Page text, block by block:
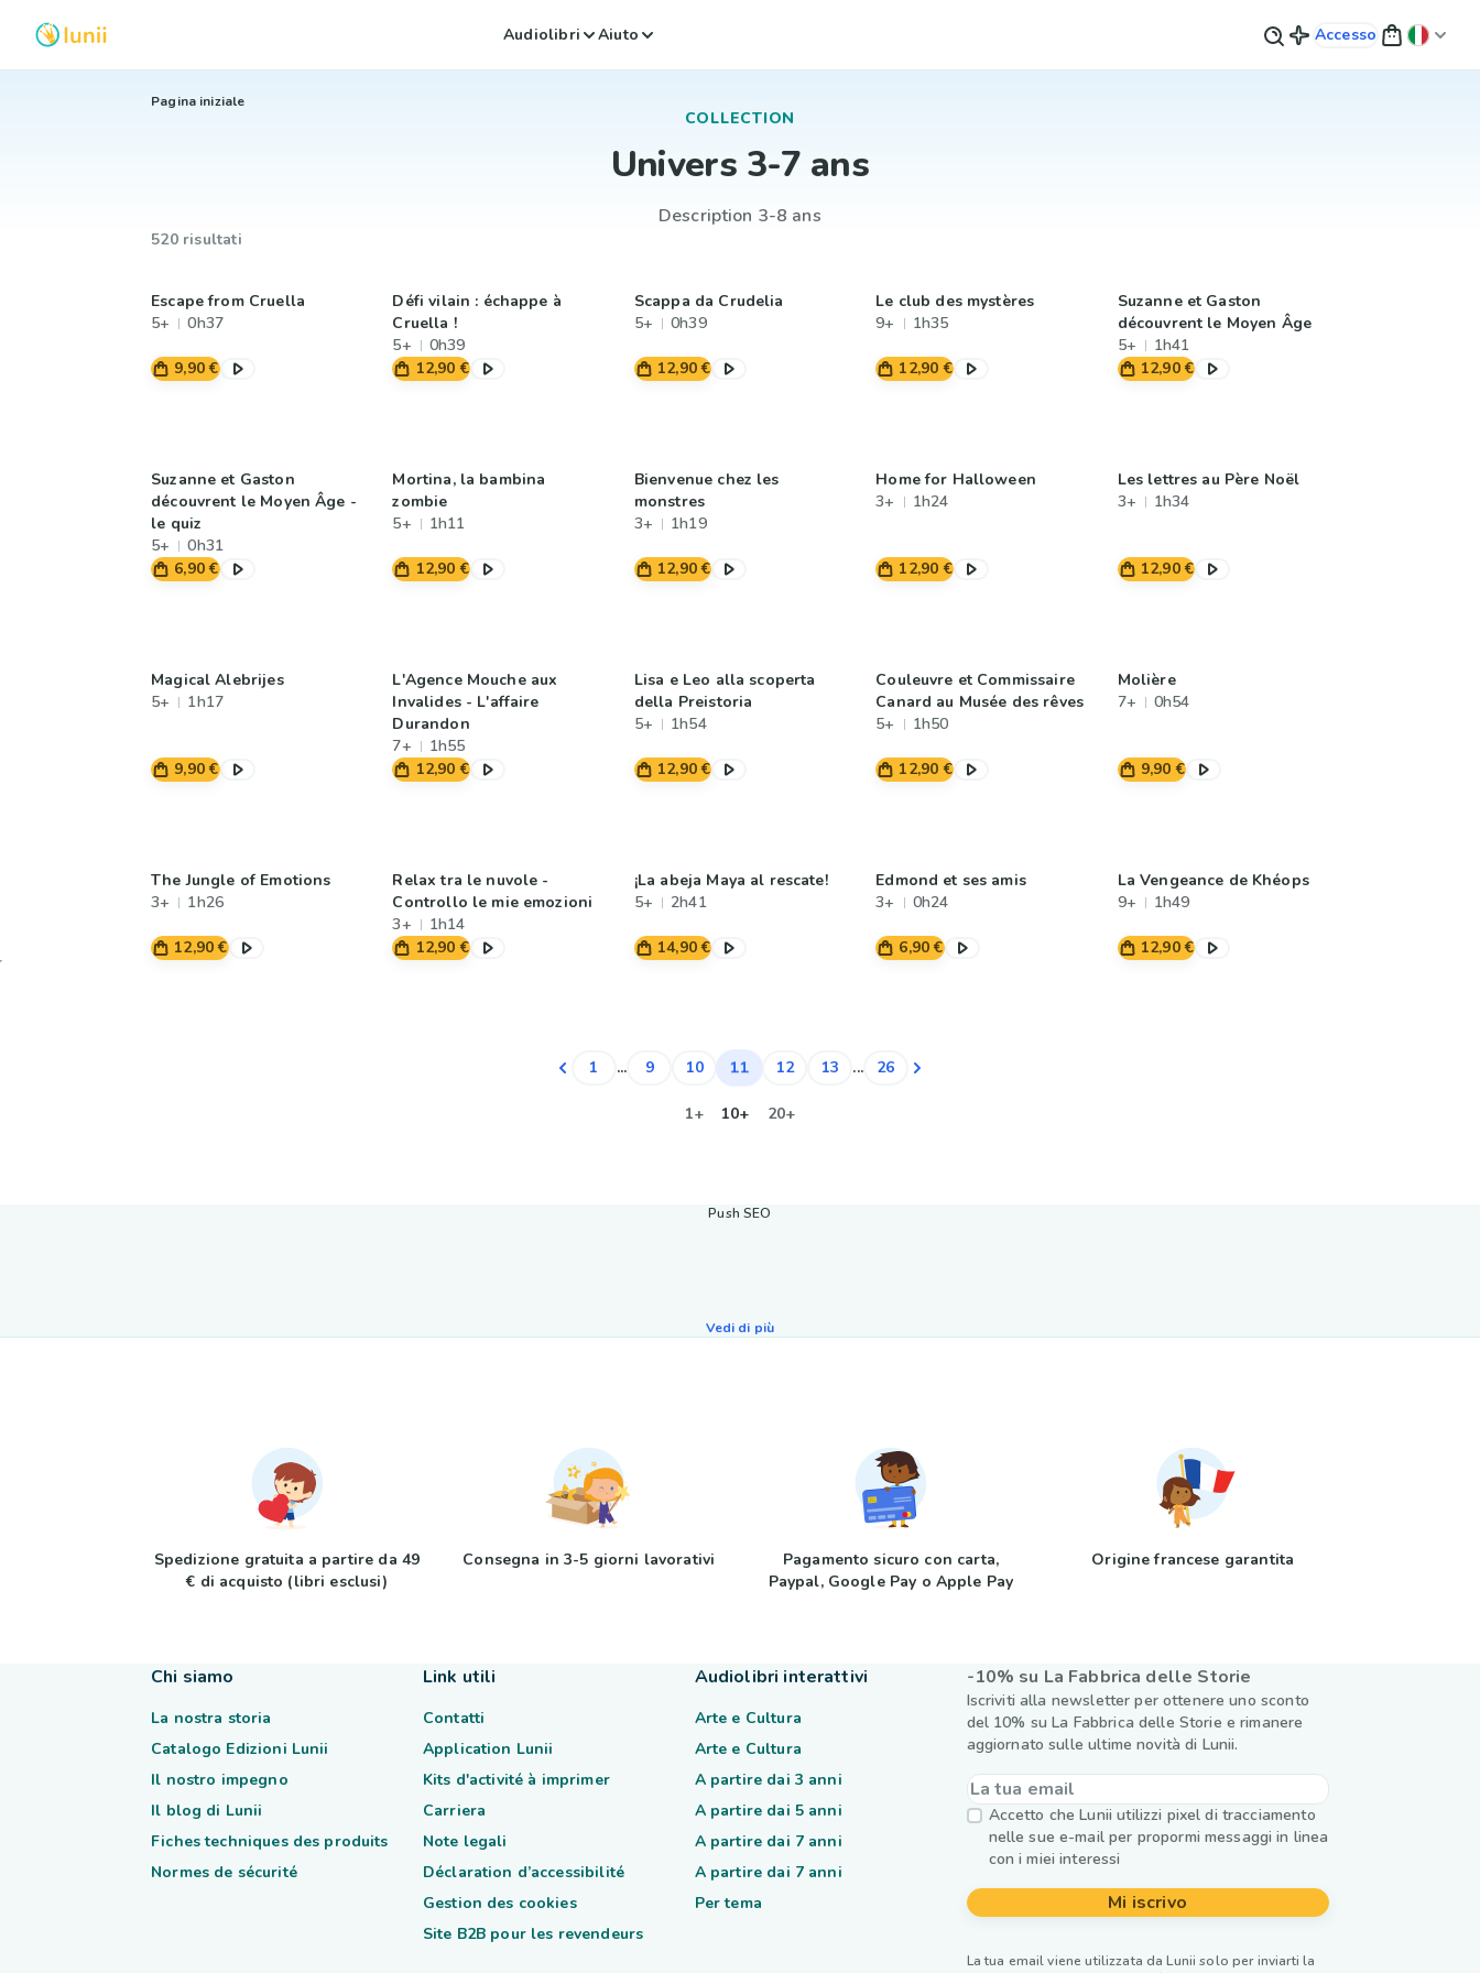
Audiolibri Aiuto Accesso
Pagina iniziale
COLLECTION
Univers 3-7 ans
Description 3-8 ans
520 risultati
Escape from Cruella
5+
0h37
9,90 €
Défi vilain : échappe à
Cruella !
5+
0h39
12,90 €
Scappa da Crudelia
5+
0h39
12,90 €
Le club des mystères
9+
1h35
12,90 €
Suzanne et Gaston
découvrent le Moyen Âge
5+
1h41
12,90 €
Suzanne et Gaston
découvrent le Moyen Âge -
le quiz
5+
0h31
6,90 €
Mortina, la bambina
zombie
5+
1h11
12,90 €
Bienvenue chez les
monstres
3+
1h19
12,90 €
Home for Halloween
3+
1h24
12,90 €
Les lettres au Père Noël
3+
1h34
12,90 €
Magical Alebrijes
5+
1h17
9,90 €
L'Agence Mouche aux
Invalides - L'affaire
Durandon
7+
1h55
12,90 €
Lisa e Leo alla scoperta
della Preistoria
5+
1h54
12,90 €
Couleuvre et Commissaire
Canard au Musée des rêves
5+
1h50
12,90 €
Molière
7+
0h54
9,90 €
The Jungle of Emotions
3+
1h26
12,90 €
Relax tra le nuvole -
Controllo le mie emozioni
3+
1h14
12,90 €
¡La abeja Maya al rescate!
5+
2h41
14,90 €
Edmond et ses amis
3+
0h24
6,90 €
La Vengeance de Khéops
9+
1h49
12,90 €
1 ... 9 10 11 12 13 ... 26
1+ 10+ 20+
Push SEO
Vedi di più
Spedizione gratuita a partire da 49
€ di acquisto (libri esclusi)
Consegna in 3-5 giorni lavorativi
Pagamento sicuro con carta,
Paypal, Google Pay o Apple Pay
Origine francese garantita
-10% su La Fabbrica delle Storie
Iscriviti alla newsletter per ottenere uno sconto
del 10% su La Fabbrica delle Storie e rimanere
aggiornato sulle ultime novità di Lunii.
Accetto che Lunii utilizzi pixel di tracciamento
nelle sue e-mail per propormi messaggi in linea
con i miei interessi
Mi iscrivo
La tua email viene utilizzata da Lunii solo per inviarti la
Chi siamo
La nostra storia
Catalogo Edizioni Lunii
Il nostro impegno
Il blog di Lunii
Fiches techniques des produits
Normes de sécurité
Link utili
Contatti
Application Lunii
Kits d'activité à imprimer
Carriera
Note legali
Déclaration d’accessibilité
Gestion des cookies
Site B2B pour les revendeurs
Audiolibri interattivi
Arte e Cultura
Arte e Cultura
A partire dai 3 anni
A partire dai 5 anni
A partire dai 7 anni
A partire dai 7 anni
Per tema